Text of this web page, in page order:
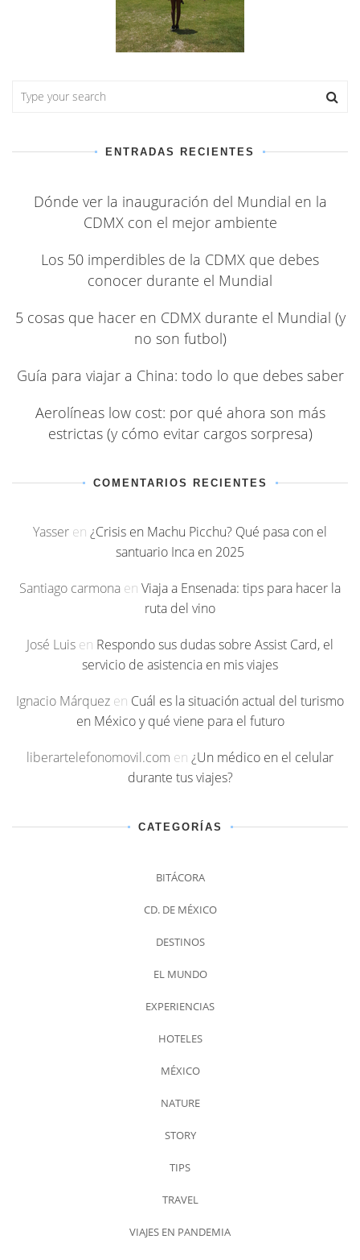
ENTRADAS RECIENTES
Dónde ver la inauguración del Mundial en la
CDMX con el mejor ambiente
Los 50 imperdibles de la CDMX que debes
conocer durante el Mundial
5 cosas que hacer en CDMX durante el Mundial (y
no son futbol)
Guía para viajar a China: todo lo que debes saber
Aerolíneas low cost: por qué ahora son más
estrictas (y cómo evitar cargos sorpresa)
COMENTARIOS RECIENTES
Yasser en ¿Crisis en Machu Picchu? Qué pasa con el
santuario Inca en 2025
Santiago carmona en Viaja a Ensenada: tips para hacer la
ruta del vino
José Luis en Respondo sus dudas sobre Assist Card, el
servicio de asistencia en mis viajes
Ignacio Márquez en Cuál es la situación actual del turismo
en México y qué viene para el futuro
liberartelefonomovil.com en ¿Un médico en el celular
durante tus viajes?
CATEGORÍAS
BITÁCORA
CD. DE MÉXICO
DESTINOS
EL MUNDO
EXPERIENCIAS
HOTELES
MÉXICO
NATURE
STORY
TIPS
TRAVEL
VIAJES EN PANDEMIA